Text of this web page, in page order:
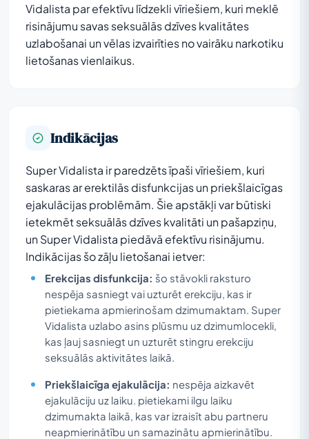
Vidalista par efektīvu līdzekli vīriešiem, kuri meklē
risinājumu savas seksuālās dzīves kvalitātes
uzlabošanai un vēlas izvairīties no vairāku narkotiku
lietošanas vienlaikus.
Indikācijas
Super Vidalista ir paredzēts īpaši vīriešiem, kuri
saskaras ar erektilās disfunkcijas un priekšlaicīgas
ejakulācijas problēmām. Šie apstākļi var būtiski
ietekmēt seksuālās dzīves kvalitāti un pašapziņu,
un Super Vidalista piedāvā efektīvu risinājumu.
Indikācijas šo zāļu lietošanai ietver:
Erekcijas disfunkcija: šo stāvokli raksturo
nespēja sasniegt vai uzturēt erekciju, kas ir
pietiekama apmierinošam dzimumaktam. Super
Vidalista uzlabo asins plūsmu uz dzimumlocekli,
kas ļauj sasniegt un uzturēt stingru erekciju
seksuālās aktivitātes laikā.
Priekšlaicīga ejakulācija: nespēja aizkavēt
ejakulāciju uz laiku. pietiekami ilgu laiku
dzimumakta laikā, kas var izraisīt abu partneru
neapmierinātību un samazinātu apmierinātību.